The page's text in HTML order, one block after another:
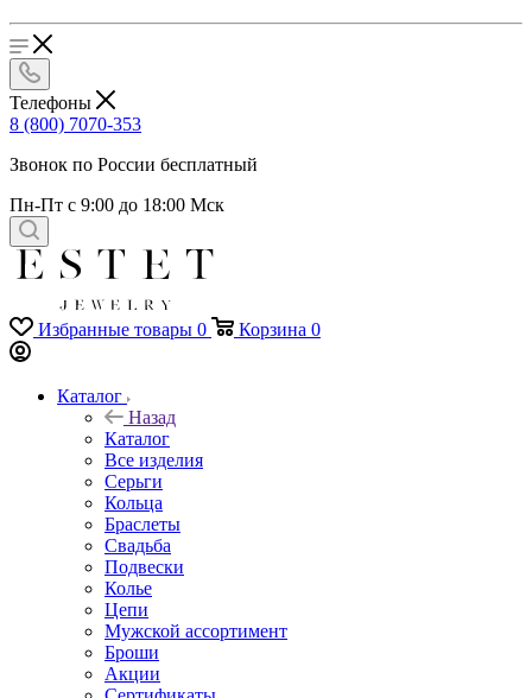
Телефоны
8 (800) 7070-353
Звонок по России бесплатный
Пн-Пт с 9:00 до 18:00 Мск
Избранные товары 0 Корзина 0
Каталог
Назад
Каталог
Все изделия
Серьги
Кольца
Браслеты
Свадьба
Подвески
Колье
Цепи
Мужской ассортимент
Броши
Акции